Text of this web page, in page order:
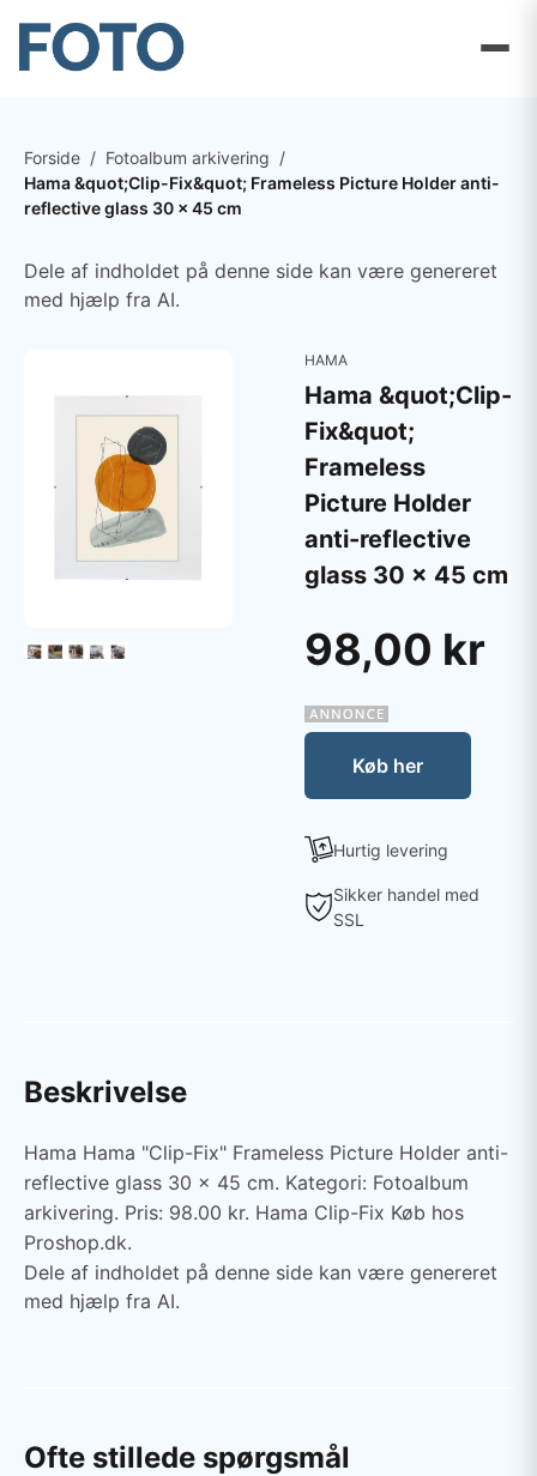
Forside / Fotoalbum arkivering /
Hama &quot;Clip-Fix&quot; Frameless Picture Holder anti-
reflective glass 30 x 45 cm
Dele af indholdet på denne side kan være genereret
med hjælp fra AI.
HAMA
Hama &quot;Clip-
Fix&quot;
Frameless
Picture Holder
anti-reflective
glass 30 x 45 cm
98,00 kr
Køb her
Hurtig levering
Sikker handel med
SSL
Beskrivelse
Hama Hama "Clip-Fix" Frameless Picture Holder anti-
reflective glass 30 x 45 cm. Kategori: Fotoalbum
arkivering. Pris: 98.00 kr. Hama Clip-Fix Køb hos
Proshop.dk.
Dele af indholdet på denne side kan være genereret
med hjælp fra AI.
Ofte stillede spørgsmål